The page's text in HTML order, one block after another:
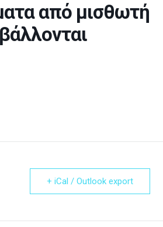
από μισθωτή
+ iCal / Outlook export